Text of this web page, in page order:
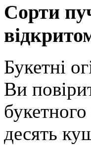
Сорти
Букетні
Ви
десять